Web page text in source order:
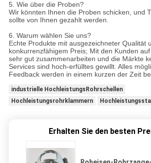
5. Wie über die Proben?
Wir könnten Ihnen die Proben schicken, und
sollte von Ihnen gezahlt werden.
6. Warum wählen Sie uns?
Echte Produkte mit ausgezeichneter Qualität
konkurrenzfähigem Preis; Mit den Kunden
sehr gut zusammenarbeiten und die Märkte
Services sind hoch-erfülltes gewillt. Alles
Feedback werden in einem kurzen der Zeit
industrielle HochleistungsRohrschellen
Hochleistungsrohrklammern
Erhalten Sie den besten